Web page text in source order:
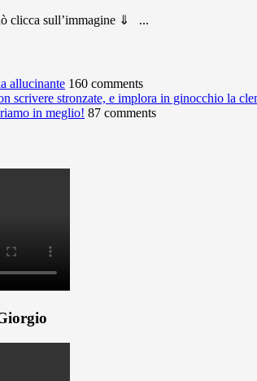
clicca sull’immagine ⇓ ...
allucinante 160 comments
scrivere stronzate, e implora in ginocchio la
in meglio! 87 comments